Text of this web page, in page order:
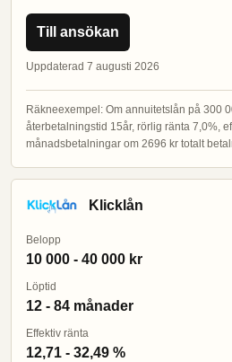
Till ansökan
Uppdaterad 7 augusti 2026
Räkneexempel: Om annuitetslån på 300
återbetalningstid 15år, rörlig ränta 7,0%,
månadsbetalningar om 2696 kr totalt
Klicklån
Belopp
10 000 - 40 000 kr
Löptid
12 - 84 månader
Effektiv ränta
12,71 - 32,49 %